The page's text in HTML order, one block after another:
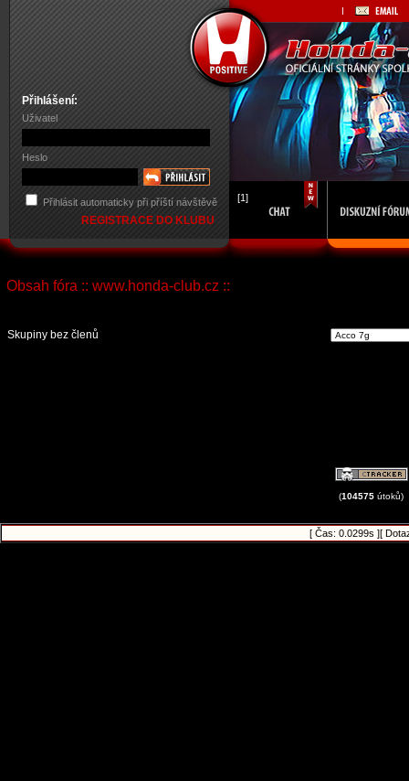
Přihlášení:
Uživatel
Heslo
Přihlásit automaticky při příští návštěvě
REGISTRACE DO KLUBU
[1]
Obsah fóra :: www.honda-club.cz ::
Skupiny bez členů
(104575 útoků)
[ Čas: 0.0299s ][